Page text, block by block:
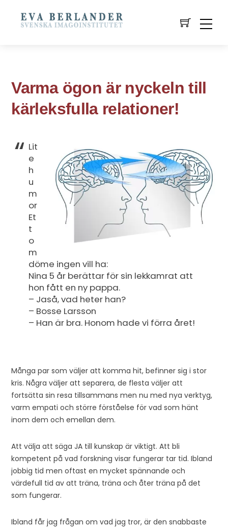
Varma ögon är nyckeln till
kärleksfulla relationer!
Lit
e
h
u
m
or
Et
t
o
m
döme ingen vill ha:
Nina 5 år berättar för sin lekkamrat att
hon fått en ny pappa.
– Jaså, vad heter han?
– Bosse Larsson
– Han är bra. Honom hade vi förra året!
Många par som väljer att komma hit, befinner sig i stor
kris. Några väljer att separera, de flesta väljer att
fortsätta sin resa tillsammans men nu med nya verktyg,
varm empati och större förståelse för vad som hänt
inom dem och emellan dem.
Att välja att säga JA till kunskap är viktigt. Att bli
kompetent på vad forskning visar fungerar tar tid. Ibland
jobbig tid men oftast en mycket spännande och
värdefull tid av att träna, träna och åter träna på det
som fungerar.
Ibland får jag frågan om vad jag tror, är den snabbaste